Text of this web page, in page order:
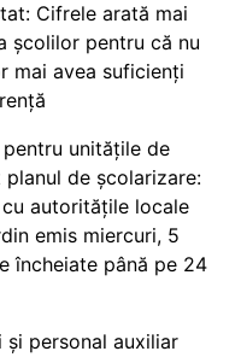
Cifrele arată mai
școlilor pentru că nu
mai avea suficienți
unitățile de
de școlarizare:
autoritățile locale
emis miercuri, 5
încheiate până pe 24
și personal auxiliar